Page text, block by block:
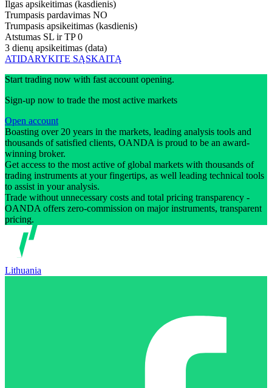
Ilgas apsikeitimas (kasdienis)
Trumpasis pardavimas NO
Trumpasis apsikeitimas (kasdienis)
Atstumas SL ir TP 0
3 dienų apsikeitimas (data)
ATIDARYKITE SĄSKAITĄ
Start trading now with fast account opening.
Sign-up now to trade the most active markets
Open account
Boasting over 20 years in the markets, leading analysis tools and
thousands of satisfied clients, OANDA is proud to be an award-
winning broker.
Get access to the most active of global markets with thousands of
trading instruments at your fingertips, as well leading technical tools
to assist in your analysis.
Trade without unnecessary costs and total pricing transparency -
OANDA offers zero-commission on major instruments, transparent
pricing.
Lithuania